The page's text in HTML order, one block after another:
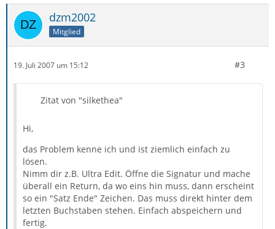
dzm2002
Mitglied
19. Juli 2007 um 15:12 #3
Zitat von "silkethea"
Hi,
das Problem kenne ich und ist ziemlich einfach zu
lösen.
Nimm dir z.B. Ultra Edit. Öffne die Signatur und mache
überall ein Return, da wo eins hin muss, dann erscheint
so ein "Satz Ende" Zeichen. Das muss direkt hinter dem
letzten Buchstaben stehen. Einfach abspeichern und
fertig.